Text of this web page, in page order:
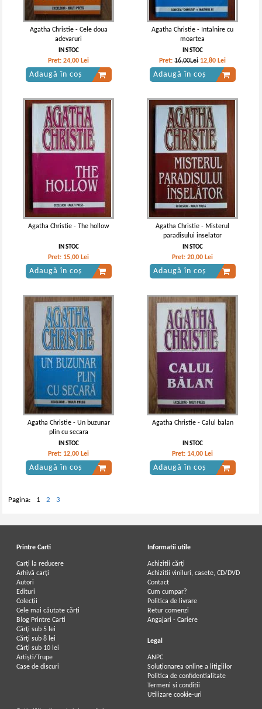
Agatha Christie - Cele doua
adevaruri
IN STOC
Pret:24,00 Lei
Adaugă în coș
Agatha Christie - Intalnire cu
moartea
IN STOC
Pret:16,00Lei 12,80 Lei
Adaugă în coș
Agatha Christie - The hollow
IN STOC
Pret: 15,00 Lei
Adaugă în coș
Agatha Christie - Misterul
paradisului inselator
IN STOC
Pret:20,00 Lei
Adaugă în coș
Agatha Christie - Un buzunar
plin cu secara
IN STOC
Pret: 12,00 Lei
Adaugă în coș
Agatha Christie - Calul balan
IN STOC
Pret: 14,00 Lei
Adaugă în coș
Pagina: 1 2 3
Printre Carti
Carți la reducere
Arhivă carți
Autori
Edituri
Colecții
Cele mai căutate cărți
Blog Printre Carti
Cărţi sub 5 lei
Cărţi sub 8 lei
Cărţi sub 10 lei
Artiști/Trupe
Case de discuri
Informatii utile
Achizitii cărți
Achizitii viniluri, casete, CD/DVD
Contact
Cum cumpar?
Politica de livrare
Retur comenzi
Angajari - Cariere
Legal
ANPC
Soluționarea online a litigiilor
Politica de confidentialitate
Termeni si conditii
Utilizare cookie-uri